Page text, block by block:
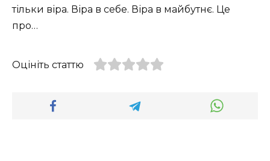
тільки віра. Віра в себе. Віра в майбутнє. Це
про…
Оцініть статтю